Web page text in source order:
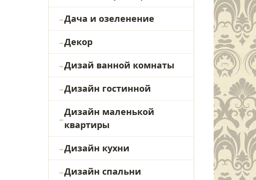
Дача и озеленение
Декор
Дизай ванной комнаты
Дизайн гостинной
Дизайн маленькой
квартиры
Дизайн кухни
Дизайн спальни